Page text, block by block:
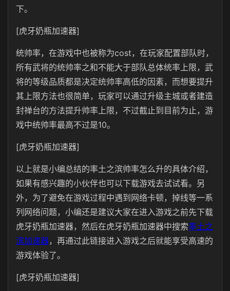
下。
[虎牙奶瓶加速器]
统帅率，在游戏中也被称为cost，在玩家配置部队时，
所有武将的统帅率之和不能大于部队总体统率上限，武
将的等级品质都是决定统帅率高低的因素，而想要提升
其上限方法也很简单，玩家可以通过升级主城或者建造
封禅台的方法提升帅率上限，不过截止到目前为止，游
戏中统帅率最高不过是10。
[虎牙奶瓶加速器]
以上就是小编总结的率土之滨帅率怎么升的具体介绍，
如果有感兴趣的小伙伴也可以下载游戏去试试看。另
外，为了避免在游戏过程中遇到网络卡顿，掉线等一系
列网络问题，小编还是建议大家在进入游戏之前先下载
虎牙奶瓶加速器，然后在虎牙奶瓶加速器中搜索率土之
滨加速器，再通过此链接进入游戏之后就能享受高速的
游戏体验了。
[虎牙奶瓶加速器]